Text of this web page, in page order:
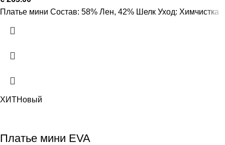
Платье мини Состав: 58% Лен, 42% Шелк Уход: Химчистка
ХИТНовый
Платье мини EVA